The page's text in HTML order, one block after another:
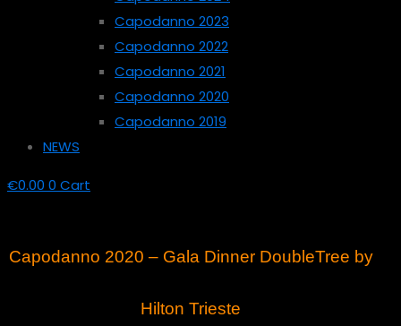
Capodanno 2023
Capodanno 2022
Capodanno 2021
Capodanno 2020
Capodanno 2019
NEWS
€0.00 0 Cart
Capodanno 2020 – Gala Dinner DoubleTree by
Hilton Trieste